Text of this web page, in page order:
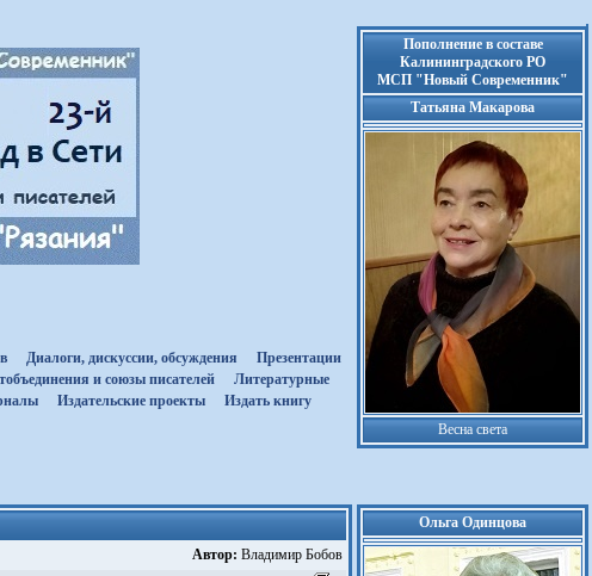
Диалоги, дискуссии, обсуждения
Презентации
и союзы писателей
Литературные
Издательские проекты Издать книгу
Пополнение в составе
Калининградского РО
МСП "Новый Современник"
Татьяна Макарова
Весна света
Автор: Владимир Бобов
Ольга Одинцова